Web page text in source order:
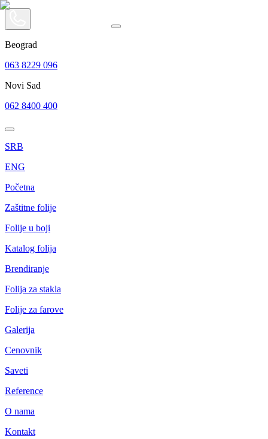
Beograd
063 8229 096
Novi Sad
062 8400 400
SRB
ENG
Početna
Zaštitne folije
Folije u boji
Katalog folija
Brendiranje
Folija za stakla
Folije za farove
Galerija
Cenovnik
Saveti
Reference
O nama
Kontakt